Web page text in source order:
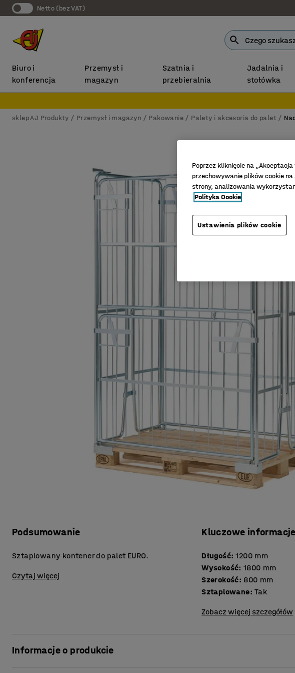
Netto (bez VAT)
Biuro i
konferencja
Przemysł i
magazyn
Szatnia i
przebieralnia
Jadalnia i
stołówka
sklep AJ Produkty Przemysł i magazyn Pakowanie Palety i akcesoria do palet
Podsumowanie
Sztaplowany kontener do palet EURO.
Czytaj więcej
Kluczowe informacje
Długość: 1200 mm
Wysokość: 1800 mm
Szerokość: 800 mm
Sztaplowane: Tak
Zobacz więcej szczegółów
Informacje o produkcie
Poprzez kliknięcie na
przechowywanie plików cookie
strony, analizowania
Polityka Cookie
Ustawienia plików cookie